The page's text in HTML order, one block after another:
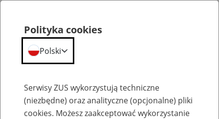
Szkolenia
Polityka cookies
Polski
Serwisy ZUS wykorzystują techniczne
(niezbędne) oraz analityczne (opcjonalne) pliki
cookies. Możesz zaakceptować wykorzystanie